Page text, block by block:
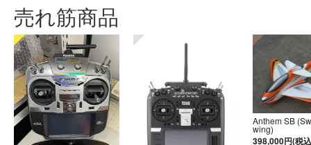
売れ筋商品
Anthem SB
wing)
398,000円(税